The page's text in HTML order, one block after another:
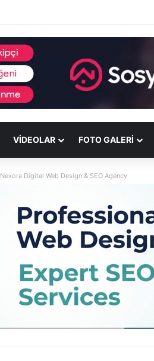
VIDEOLAR FOTO GALERI
Nexora Digital Web Design & SEO Agency